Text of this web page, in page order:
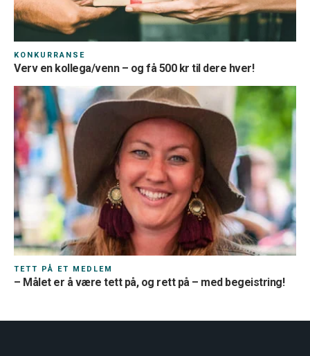
KONKURRANSE
Verv en kollega/venn – og få 500 kr til dere hver!
TETT PÅ ET MEDLEM
– Målet er å være tett på, og rett på – med begeistring!